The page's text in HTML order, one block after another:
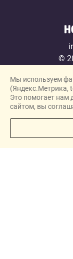
©
Согласие
Мы используем
(Яндекс.Метрика,
Это помогает нам
сайтом, вы